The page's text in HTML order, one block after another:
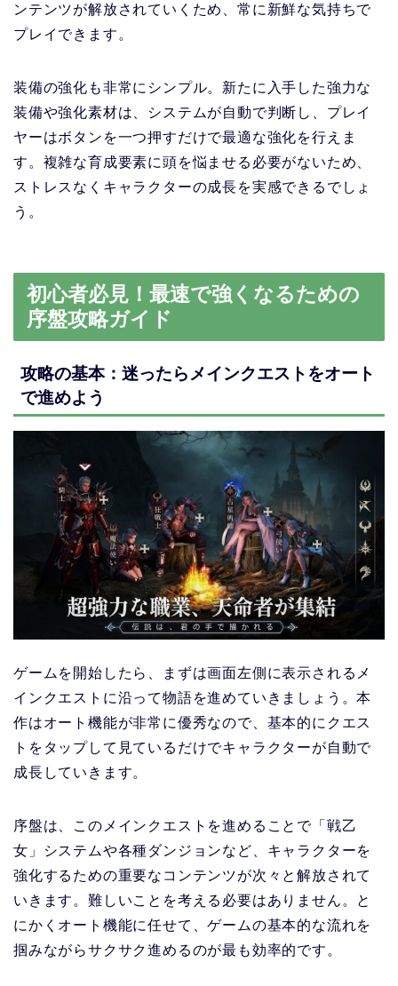
ンテンツが解放されていくため、常に新鮮な気持ちで
プレイできます。
装備の強化も非常にシンプル。新たに入手した強力な
装備や強化素材は、システムが自動で判断し、プレイ
ヤーはボタンを一つ押すだけで最適な強化を行えま
す。複雑な育成要素に頭を悩ませる必要がないため、
ストレスなくキャラクターの成長を実感できるでしょ
う。
初心者必見！最速で強くなるための
序盤攻略ガイド
攻略の基本：迷ったらメインクエストをオート
で進めよう
ゲームを開始したら、まずは画面左側に表示されるメ
インクエストに沿って物語を進めていきましょう。本
作はオート機能が非常に優秀なので、基本的にクエス
トをタップして見ているだけでキャラクターが自動で
成長していきます。
序盤は、このメインクエストを進めることで「戦乙
女」システムや各種ダンジョンなど、キャラクターを
強化するための重要なコンテンツが次々と解放されて
いきます。難しいことを考える必要はありません。と
にかくオート機能に任せて、ゲームの基本的な流れを
掴みながらサクサク進めるのが最も効率的です。